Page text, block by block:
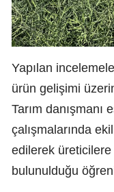
Yapılan
ürün gelişimi
Tarım
çalışmalarında
edilerek
bulunulduğu